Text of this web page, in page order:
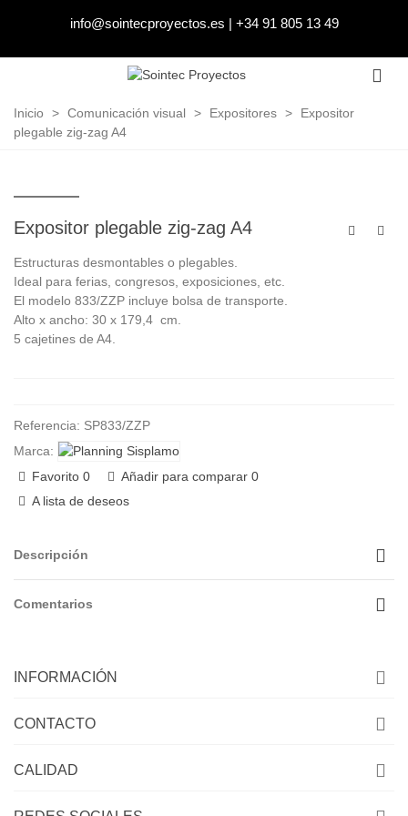
info@sointecproyectos.es | +34 91 805 13 49
Inicio > Comunicación visual > Expositores >
Expositor
plegable zig-zag A4
Expositor plegable zig-zag A4
Estructuras desmontables o plegables.
Ideal para ferias, congresos, exposiciones, etc.
El modelo 833/ZZP incluye bolsa de transporte.
Alto x ancho: 30 x 179,4 cm.
5 cajetines de A4.
Referencia: SP833/ZZP
Marca:
Favorito 0 Añadir para comparar 0
A lista de deseos
Descripción
Comentarios
INFORMACIÓN
CONTACTO
CALIDAD